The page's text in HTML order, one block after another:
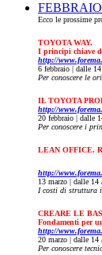
Ecco le prossime
TOYOTA WAY.
I principi chiave
http://
6 febbraio | dalle
Per conoscere le
IL TOYOTA
http://
20 febbraio | dalle
Per conoscere i
LEAN OFFICE.
http://
13 marzo | dalle 14
I costi di struttura
CREARE LE
Fondamenti per
http://
20 marzo | dalle 14
Per conoscere